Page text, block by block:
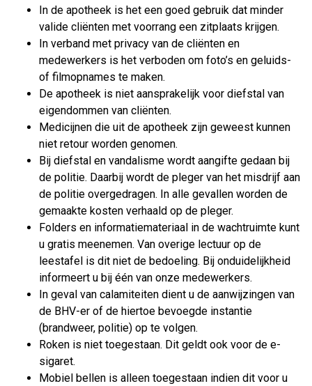
In de apotheek is het een goed gebruik dat minder
valide cliënten met voorrang een zitplaats krijgen.
In verband met privacy van de cliënten en
medewerkers is het verboden om foto’s en geluids-
of filmopnames te maken.
De apotheek is niet aansprakelijk voor diefstal van
eigendommen van cliënten.
Medicijnen die uit de apotheek zijn geweest kunnen
niet retour worden genomen.
Bij diefstal en vandalisme wordt aangifte gedaan bij
de politie. Daarbij wordt de pleger van het misdrijf aan
de politie overgedragen. In alle gevallen worden de
gemaakte kosten verhaald op de pleger.
Folders en informatiemateriaal in de wachtruimte kunt
u gratis meenemen. Van overige lectuur op de
leestafel is dit niet de bedoeling. Bij onduidelijkheid
informeert u bij één van onze medewerkers.
In geval van calamiteiten dient u de aanwijzingen van
de BHV-er of de hiertoe bevoegde instantie
(brandweer, politie) op te volgen.
Roken is niet toegestaan. Dit geldt ook voor de e-
sigaret.
Mobiel bellen is alleen toegestaan indien dit voor u